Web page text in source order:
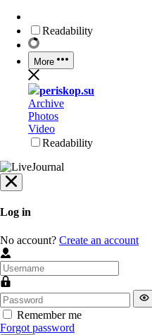
Readability
More
periskop.su
Archive
Photos
Video
Readability
Log in
No account? Create an account
Remember me
Forgot password